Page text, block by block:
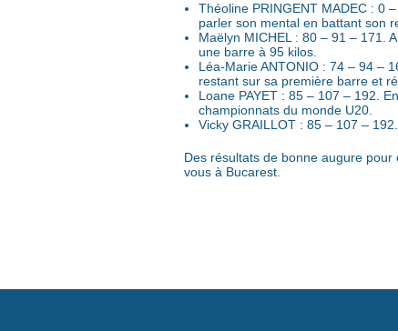
Théoline PRINGENT MADEC : 0
parler son mental en battant son
Maëlyn MICHEL : 80 – 91 – 171.
une barre à 95 kilos.
Léa-Marie ANTONIO : 74 – 94 –
restant sur sa première barre et
Loane PAYET : 85 – 107 – 192.
championnats du monde U20.
Vicky GRAILLOT : 85 – 107 –
Des résultats de bonne augure
vous à Bucarest.